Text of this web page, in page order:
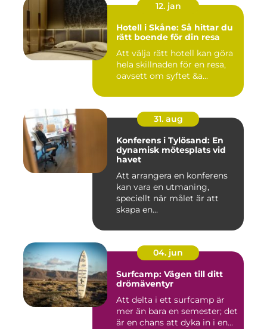
12. jan
Hotell i Skåne: Så hittar du
rätt boende för din resa
Att välja rätt hotell kan göra
hela skillnaden för en resa,
oavsett om syftet &a...
31. aug
Konferens i Tylösand: En
dynamisk mötesplats vid
havet
Att arrangera en konferens
kan vara en utmaning,
speciellt när målet är att
skapa en...
04. jun
Surfcamp: Vägen till ditt
drömäventyr
Att delta i ett surfcamp är
mer än bara en semester; det
är en chans att dyka in i en...